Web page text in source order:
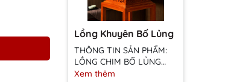
Lồng Khuyên Bố Lủng
THÔNG TIN SẢN PHẨM:
LỒNG CHIM BỐ LỦNG
Chất liệu cao cấp:
Xem thêm